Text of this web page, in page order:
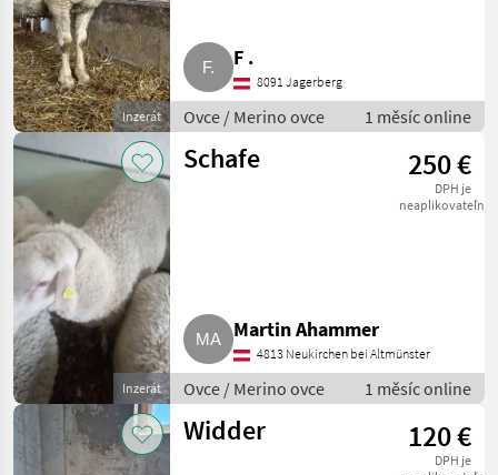
Inzerát
F .
8091 Jagerberg
Ovce / Merino ovce 1 měsíc online
Inzerát
Schafe 250 €
DPH je
neaplikovateľné
Martin Ahammer
4813 Neukirchen bei Altmünster
Ovce / Merino ovce 1 měsíc online
Widder 120 €
DPH je